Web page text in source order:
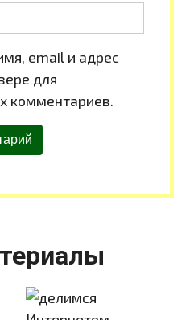
email и адрес
для
комментариев.